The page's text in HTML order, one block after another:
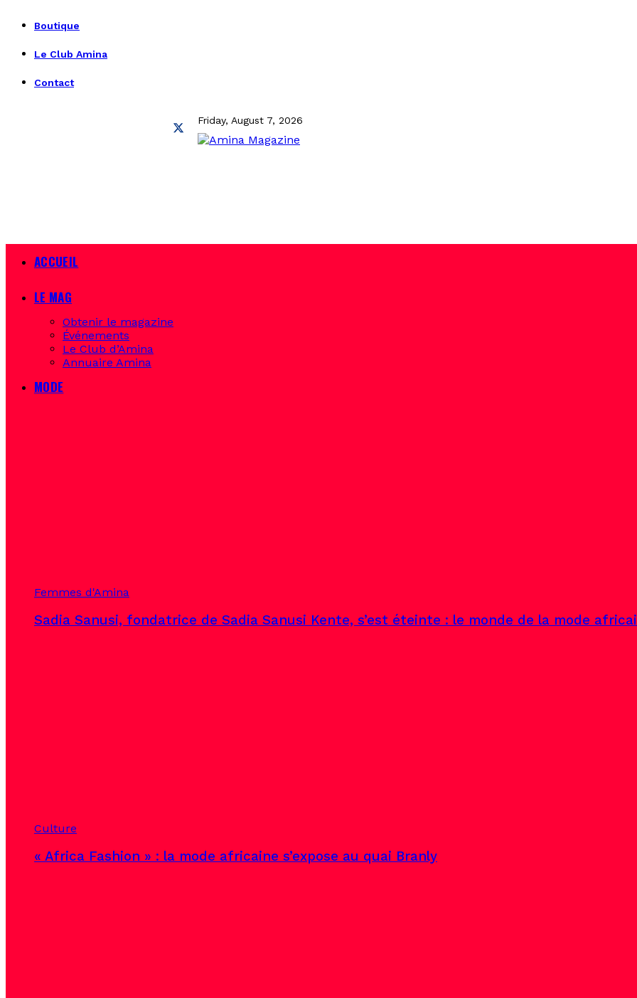
Boutique
Le Club Amina
Contact
Friday, August 7, 2026
ACCUEIL
LE MAG
Obtenir le magazine
Événements
Le Club d’Amina
Annuaire Amina
MODE
Femmes d'Amina
Sadia Sanusi, fondatrice de Sadia Sanusi Kente, s’est éteinte : le monde de la mode
Culture
« Africa Fashion » : la mode africaine s’expose au quai Branly